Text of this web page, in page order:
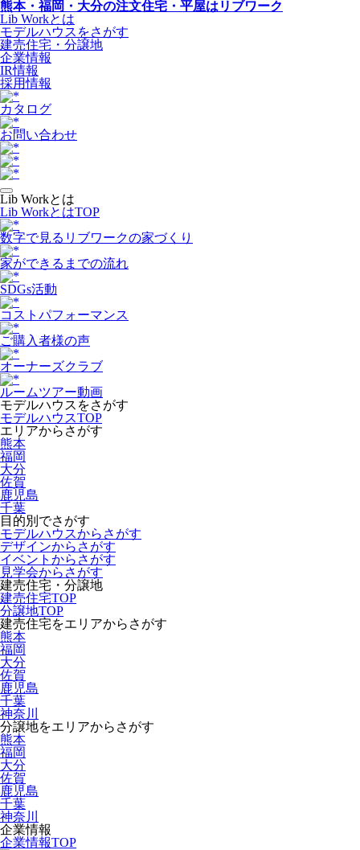
熊本・福岡・大分の注文住宅・平屋はリブワーク
Lib Workとは
モデルハウスをさがす
建売住宅・分譲地
企業情報
IR情報
採用情報
カタログ
お問い合わせ
Lib Workとは
Lib WorkとはTOP
数字で⾒るリブワークの家づくり
家ができるまでの流れ
SDGs活動
コストパフォーマンス
ご購入者様の声
オーナーズクラブ
ルームツアー動画
モデルハウスをさがす
モデルハウスTOP
エリアからさがす
熊本
福岡
大分
佐賀
鹿児島
千葉
目的別でさがす
モデルハウスからさがす
デザインからさがす
イベントからさがす
見学会からさがす
建売住宅・分譲地
建売住宅TOP
分譲地TOP
建売住宅をエリアからさがす
熊本
福岡
大分
佐賀
鹿児島
千葉
神奈川
分譲地をエリアからさがす
熊本
福岡
大分
佐賀
鹿児島
千葉
神奈川
企業情報
企業情報TOP